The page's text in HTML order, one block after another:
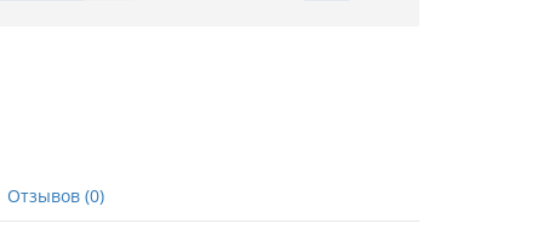
Отзывов (0)